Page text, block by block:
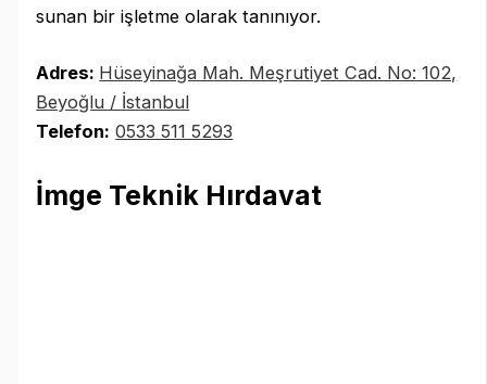
sunan bir işletme olarak tanınıyor.
Adres: Hüseyinağa Mah. Meşrutiyet Cad. No: 102,
Beyoğlu / İstanbul
Telefon: 0533 511 5293
İmge Teknik Hırdavat